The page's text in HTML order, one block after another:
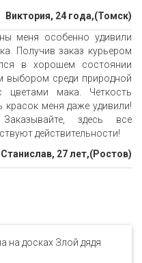
Виктория, 24 года,(Томск)
меня особенно удивили
Получив заказ курьером
в хорошем состоянии
выбором среди природной
цветами мака. Четкость
меня даже удивили!
здесь все
действительности!
Станислав, 27 лет,(Ростов)
на досках Злой дядя